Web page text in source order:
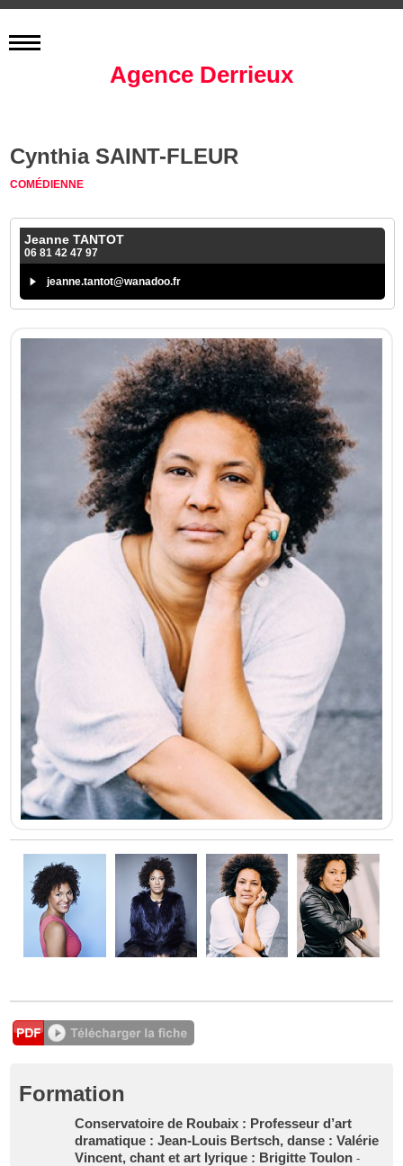
Agence Derrieux
Cynthia SAINT-FLEUR
COMÉDIENNE
Jeanne TANTOT
06 81 42 47 97
jeanne.tantot@wanadoo.fr
Formation
Conservatoire de Roubaix : Professeur d’art
dramatique : Jean-Louis Bertsch, danse : Valérie
Vincent, chant et art lyrique : Brigitte Toulon-